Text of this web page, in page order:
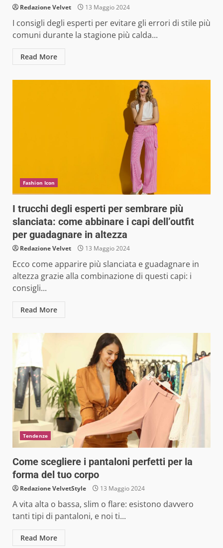
Redazione Velvet 13 Maggio 2024
I consigli degli esperti per evitare gli errori di stile più
comuni durante la stagione più calda...
Read More
Fashion Icon
I trucchi degli esperti per sembrare più
slanciata: come abbinare i capi dell’outfit
per guadagnare in altezza
Redazione Velvet 13 Maggio 2024
Ecco come apparire più slanciata e guadagnare in
altezza grazie alla combinazione di questi capi: i
consigli...
Read More
Tendenze
Come scegliere i pantaloni perfetti per la
forma del tuo corpo
Redazione VelvetStyle 13 Maggio 2024
A vita alta o bassa, slim o flare: esistono davvero
tanti tipi di pantaloni, e noi ti...
Read More